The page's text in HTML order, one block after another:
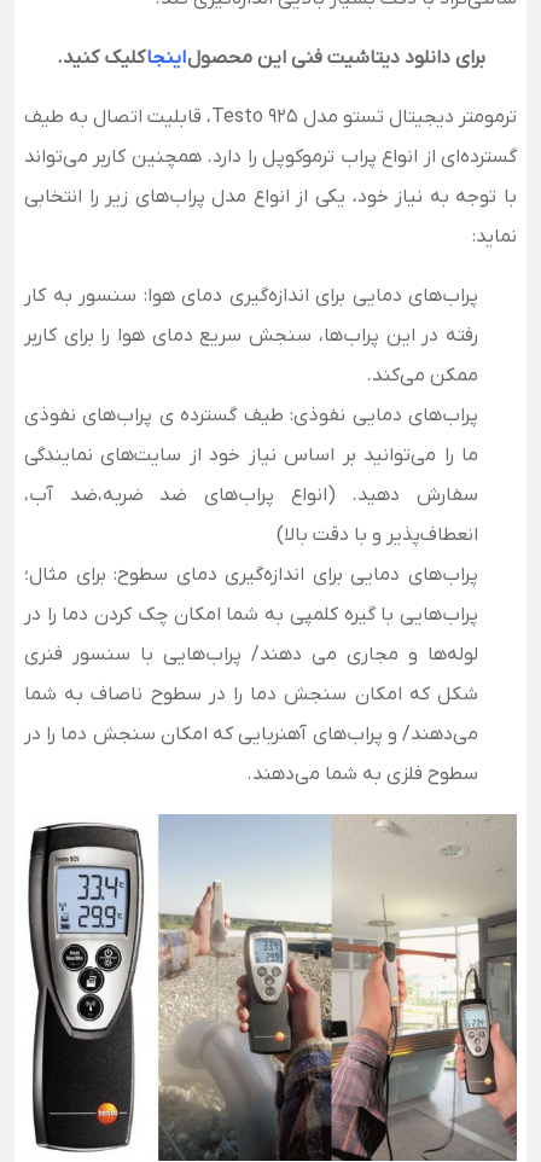
برای دانلود دیتاشیت فنی این محصولاینجاکلیک کنید.
ترمومتر دیجیتال تستو مدل Testo 925، قابلیت اتصال به طیف
گسترده‌ای از انواع پراب ترموکوپل را دارد. همچنین کاربر می‌تواند
با توجه به نیاز خود، یکی از انواع مدل پراب‌های زیر را انتخابی
نماید:
پراب‌های دمایی برای اندازه‌گیری دمای هوا: سنسور به کار
رفته در این پراب‌ها، سنجش سریع دمای هوا را برای کاربر
ممکن می‌کند.
پراب‌های دمایی نفوذی: طیف گسترده ی پراب‌های نفوذی
ما را می‌توانید بر اساس نیاز خود از سایت‌های نمایندگی
سفارش دهید. (انواع پراب‌های ضد ضربه،ضد آب،
انعطاف‌پذیر و با دقت بالا)
پراب‌های دمایی برای اندازه‌گیری دمای سطوح: برای مثال؛
پراب‌هایی با گیره کلمپی به شما امکان چک کردن دما را در
لوله‌ها و مجاری می دهند/ پراب‌هایی با سنسور فنری
شکل که امکان سنجش دما را در سطوح ناصاف به شما
می‌دهند/ و پراب‌های آهنربایی که امکان سنجش دما را در
سطوح فلزی به شما می‌دهند.